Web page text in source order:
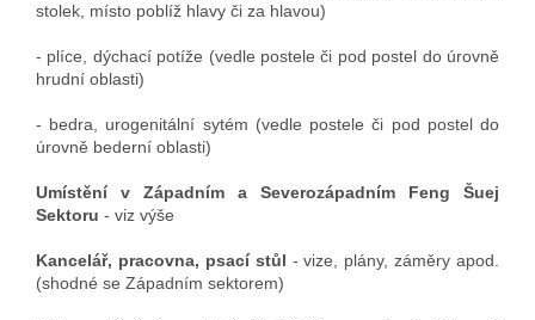
stolek, místo poblíž hlavy či za hlavou)
- plíce, dýchací potíže (vedle postele či pod postel do úrovně
hrudní oblasti)
- bedra, urogenitální sytém (vedle postele či pod postel do
úrovně bederní oblasti)
Umístění v Západním a Severozápadním Feng Šuej
Sektoru - viz výše
Kancelář, pracovna, psací stůl - vize, plány, záměry apod.
(shodné se Západním sektorem)